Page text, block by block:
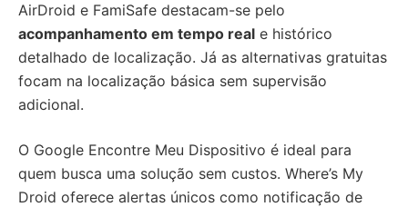
AirDroid e FamiSafe destacam-se pelo
acompanhamento em tempo real e histórico
detalhado de localização. Já as alternativas gratuitas
focam na localização básica sem supervisão
adicional.
O Google Encontre Meu Dispositivo é ideal para
quem busca uma solução sem custos. Where’s My
Droid oferece alertas únicos como notificação de